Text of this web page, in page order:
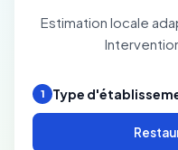
Estimation locale
1 Type